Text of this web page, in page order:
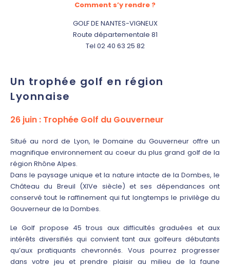
Comment s’y rendre ?
GOLF DE NANTES-VIGNEUX
Route départementale 81
Tel 02 40 63 25 82
Un trophée golf en région
Lyonnaise
26 juin : Trophée Golf du Gouverneur
Situé au nord de Lyon, le Domaine du Gouverneur offre un
magnifique environnement au coeur du plus grand golf de la
région Rhône Alpes.
Dans le paysage unique et la nature intacte de la Dombes, le
Château du Breuil (XIVe siècle) et ses dépendances ont
conservé tout le raffinement qui fut longtemps le privilège du
Gouverneur de la Dombes.
Le Golf propose 45 trous aux difficultés graduées et aux
intérêts diversifiés qui convient tant aux golfeurs débutants
qu’aux pratiquants chevronnés. Vous pourrez progresser
dans votre jeu et prendre plaisir au milieu de la faune